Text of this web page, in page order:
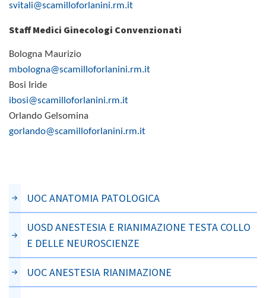
svitali@scamilloforlanini.rm.it
Staff Medici Ginecologi Convenzionati
Bologna Maurizio
mbologna@scamilloforlanini.rm.it
Bosi Iride
ibosi@scamilloforlanini.rm.it
Orlando Gelsomina
gorlando@scamilloforlanini.rm.it
UOC ANATOMIA PATOLOGICA
UOSD ANESTESIA E RIANIMAZIONE TESTA COLLO
E DELLE NEUROSCIENZE
UOC ANESTESIA RIANIMAZIONE